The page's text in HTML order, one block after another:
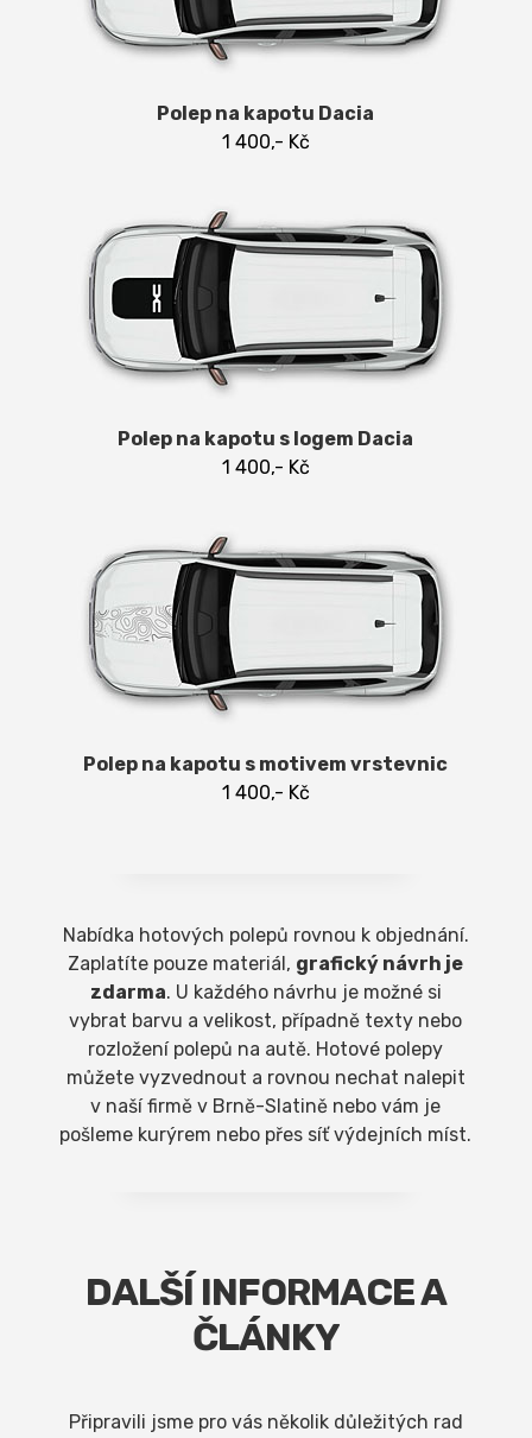
Polep na kapotu Dacia
1 400,- Kč
Polep na kapotu s logem Dacia
1 400,- Kč
Polep na kapotu s motivem vrstevnic
1 400,- Kč
Nabídka hotových polepů rovnou k objednání.
Zaplatíte pouze materiál, grafický návrh je
zdarma. U každého návrhu je možné si
vybrat barvu a velikost, případně texty nebo
rozložení polepů na autě. Hotové polepy
můžete vyzvednout a rovnou nechat nalepit
v naší firmě v Brně-Slatině nebo vám je
pošleme kurýrem nebo přes síť výdejních míst.
DALŠÍ INFORMACE A
ČLÁNKY
Připravili jsme pro vás několik důležitých rad